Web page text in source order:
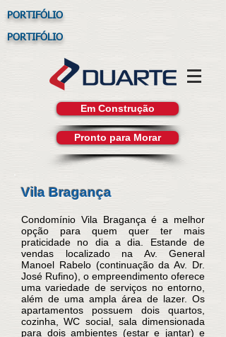
PORTIFÓLIO
PORTIFÓLIO
Em Construção
Pronto para Morar
Vila Bragança
Condomínio Vila Bragança é a melhor
opção para quem quer ter mais
praticidade no dia a dia. Estande de
vendas localizado na Av. General
Manoel Rabelo (continuação da Av. Dr.
José Rufino), o empreendimento oferece
uma variedade de serviços no entorno,
além de uma ampla área de lazer. Os
apartamentos possuem dois quartos,
cozinha, WC social, sala dimensionada
para dois ambientes (estar e jantar) e